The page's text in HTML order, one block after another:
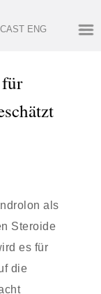
CAST ENG
als
Steroide
es für
die